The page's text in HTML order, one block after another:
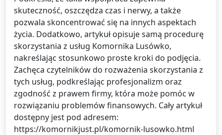
skuteczność, oszczędza czas i nerwy, a także
pozwala skoncentrować się na innych aspektach
życia. Dodatkowo, artykuł opisuje samą procedurę
skorzystania z usług Komornika Lusówko,
nakreślając stosunkowo proste kroki do podjęcia.
Zachęca czytelników do rozważenia skorzystania z
tych usług, podkreślając profesjonalizm oraz
zgodność z prawem firmy, która może pomóc w
rozwiązaniu problemów finansowych. Cały artykuł
dostępny jest pod adresem:
https://komornikjust.pl/komornik-lusowko.html